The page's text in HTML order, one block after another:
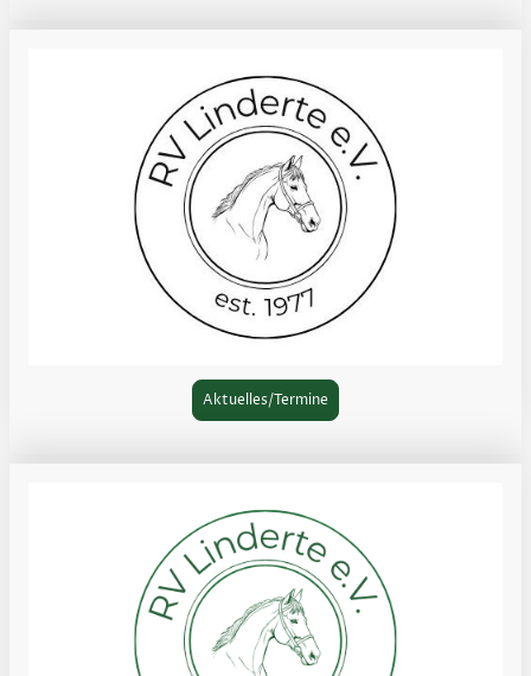
Aktuelles/Termine